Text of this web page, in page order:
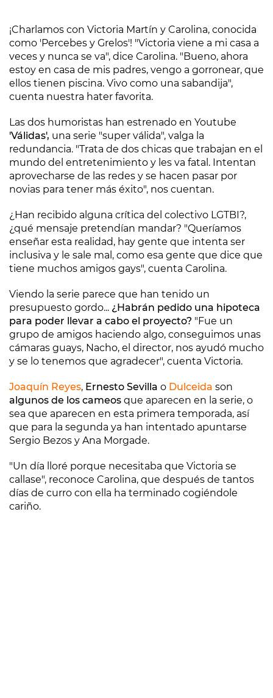
¡Charlamos con Victoria Martín y Carolina, conocida
como 'Percebes y Grelos'! "Victoria viene a mi casa a
veces y nunca se va", dice Carolina. "Bueno, ahora
estoy en casa de mis padres, vengo a gorronear, que
ellos tienen piscina. Vivo como una sabandija",
cuenta nuestra hater favorita.
Las dos humoristas han estrenado en Youtube
'Válidas', una serie "super válida", valga la
redundancia. "Trata de dos chicas que trabajan en el
mundo del entretenimiento y les va fatal. Intentan
aprovecharse de las redes y se hacen pasar por
novias para tener más éxito", nos cuentan.
¿Han recibido alguna crítica del colectivo LGTBI?,
¿qué mensaje pretendían mandar? "Queríamos
enseñar esta realidad, hay gente que intenta ser
inclusiva y le sale mal, como esa gente que dice que
tiene muchos amigos gays", cuenta Carolina.
Viendo la serie parece que han tenido un
presupuesto gordo... ¿Habrán pedido una hipoteca
para poder llevar a cabo el proyecto? "Fue un
grupo de amigos haciendo algo, conseguimos unas
cámaras guays, Nacho, el director, nos ayudó mucho
y se lo tenemos que agradecer", cuenta Victoria.
Joaquín Reyes, Ernesto Sevilla o Dulceida son
algunos de los cameos que aparecen en la serie, o
sea que aparecen en esta primera temporada, así
que para la segunda ya han intentado apuntarse
Sergio Bezos y Ana Morgade.
"Un día lloré porque necesitaba que Victoria se
callase", reconoce Carolina, que después de tantos
días de curro con ella ha terminado cogiéndole
cariño.